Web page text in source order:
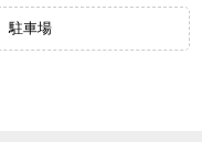
駐車場